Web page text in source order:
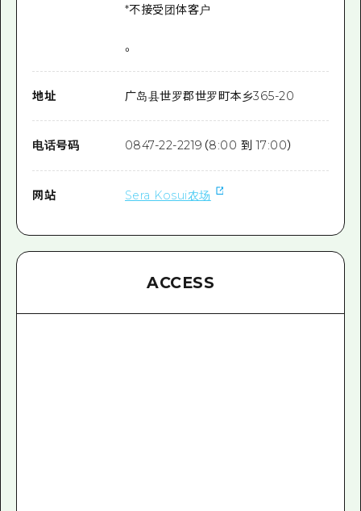
*不接受团体客户
。
地址 广岛县世罗郡世罗町本乡365-20
电话号码 0847-22-2219（8:00 到 17:00）
网站 Sera Kosui农场
ACCESS